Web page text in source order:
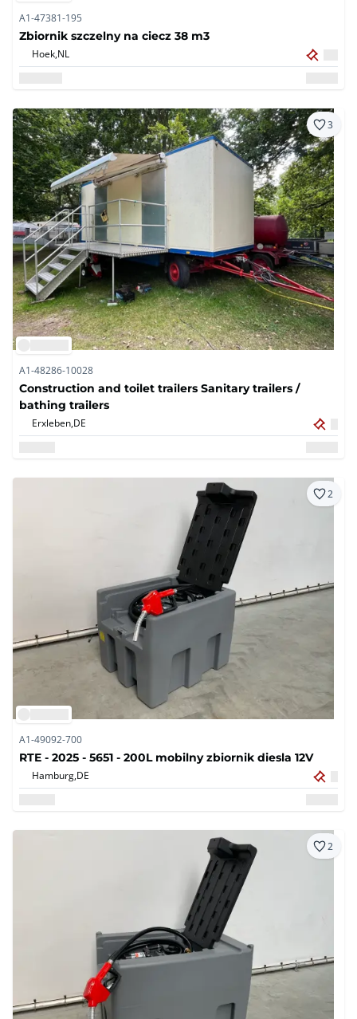
A1-47381-195
Zbiornik szczelny na ciecz 38 m3
Hoek,NL
3
A1-48286-10028
Construction and toilet trailers Sanitary trailers /
bathing trailers
Erxleben,DE
2
A1-49092-700
RTE - 2025 - 5651 - 200L mobilny zbiornik diesla 12V
Hamburg,DE
2